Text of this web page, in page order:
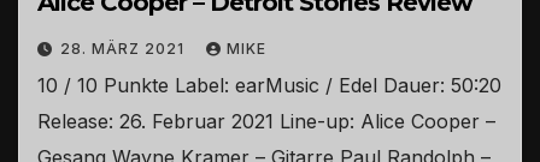
28. MÄRZ 2021 MIKE
10 / 10 Punkte Label: earMusic / Edel Dauer: 50:20
Release: 26. Februar 2021 Line-up: Alice Cooper –